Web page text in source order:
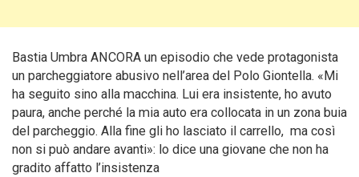
Bastia Umbra ANCORA un episodio che vede protagonista
un parcheggiatore abusivo nell’area del Polo Giontella. «Mi
ha seguito sino alla macchina. Lui era insistente, ho avuto
paura, anche perché la mia auto era collocata in un zona buia
del parcheggio. Alla fine gli ho lasciato il carrello, ma così
non si può andare avanti»: lo dice una giovane che non ha
gradito affatto l’insistenza